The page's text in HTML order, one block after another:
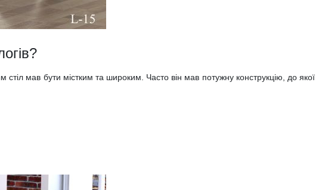
мав бути містким та широким. Часто він мав потужну конструкцію, до якої